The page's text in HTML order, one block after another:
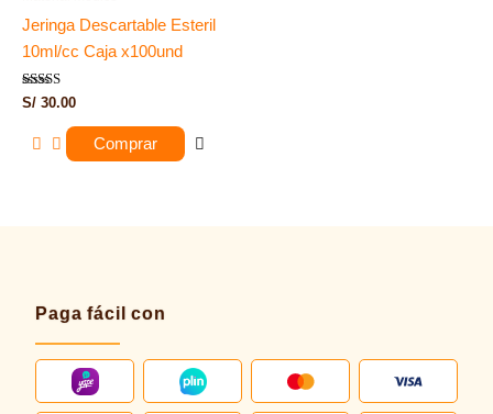
Jeringa Descartable Esteril
10ml/cc Caja x100und
Valorado
con
de 5
S/ 30.00
Comprar
Paga fácil con